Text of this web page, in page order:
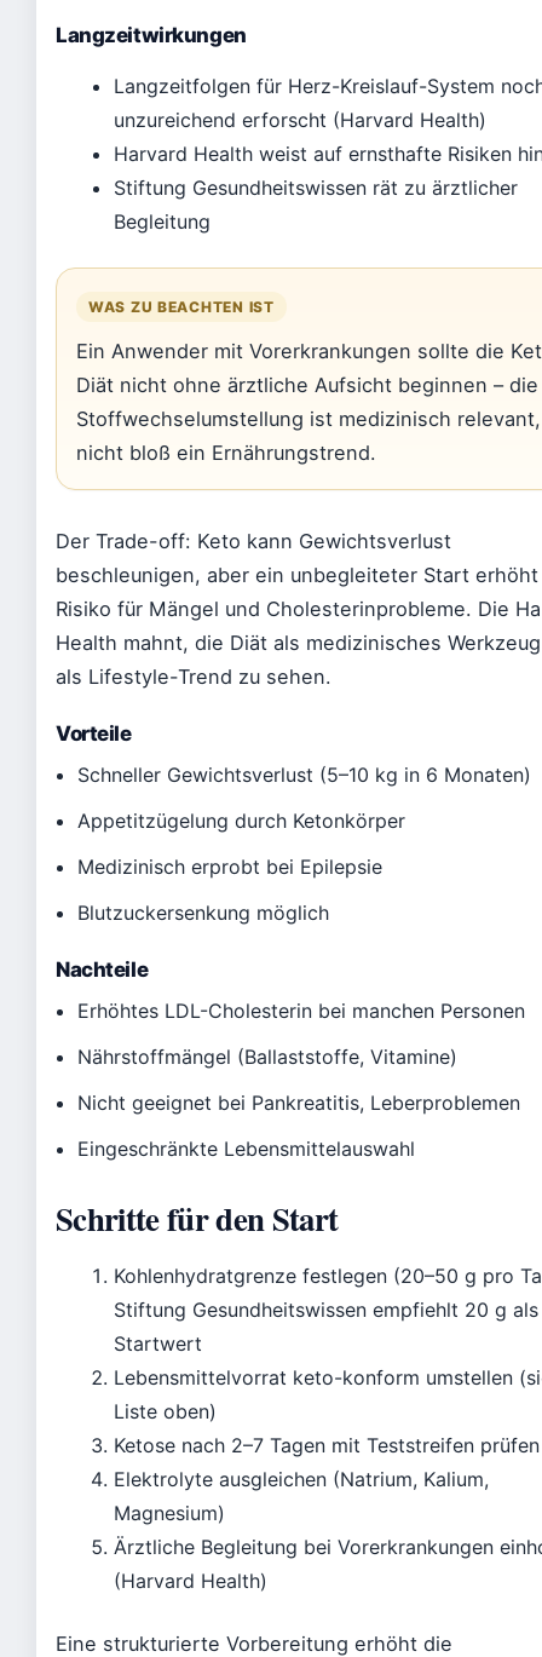
Langzeitwirkungen
Langzeitfolgen für Herz-Kreislauf-System
unzureichend erforscht (Harvard Health)
Harvard Health weist auf ernsthafte Risiken
Stiftung Gesundheitswissen rät zu ärztlicher
Begleitung
WAS ZU BEACHTEN IST
Ein Anwender mit Vorerkrankungen sollte die
Diät nicht ohne ärztliche Aufsicht beginnen – die
Stoffwechselumstellung ist medizinisch relevant,
nicht bloß ein Ernährungstrend.
Der Trade-off: Keto kann Gewichtsverlust
beschleunigen, aber ein unbegleiteter Start
Risiko für Mängel und Cholesterinprobleme. Die
Health mahnt, die Diät als medizinisches
als Lifestyle-Trend zu sehen.
Vorteile
Schneller Gewichtsverlust (5–10 kg in 6 Monaten)
Appetitzügelung durch Ketonkörper
Medizinisch erprobt bei Epilepsie
Blutzuckersenkung möglich
Nachteile
Erhöhtes LDL-Cholesterin bei manchen Personen
Nährstoffmängel (Ballaststoffe, Vitamine)
Nicht geeignet bei Pankreatitis, Leberproblemen
Eingeschränkte Lebensmittelauswahl
Schritte für den Start
Kohlenhydratgrenze festlegen (20–50 g pro
Stiftung Gesundheitswissen empfiehlt 20 g als
Startwert
Lebensmittelvorrat keto-konform umstellen
Liste oben)
Ketose nach 2–7 Tagen mit Teststreifen
Elektrolyte ausgleichen (Natrium, Kalium,
Magnesium)
Ärztliche Begleitung bei Vorerkrankungen
(Harvard Health)
Eine strukturierte Vorbereitung erhöht die